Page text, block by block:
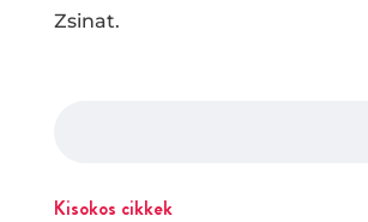
Zsinat.
Kisokos cikkek